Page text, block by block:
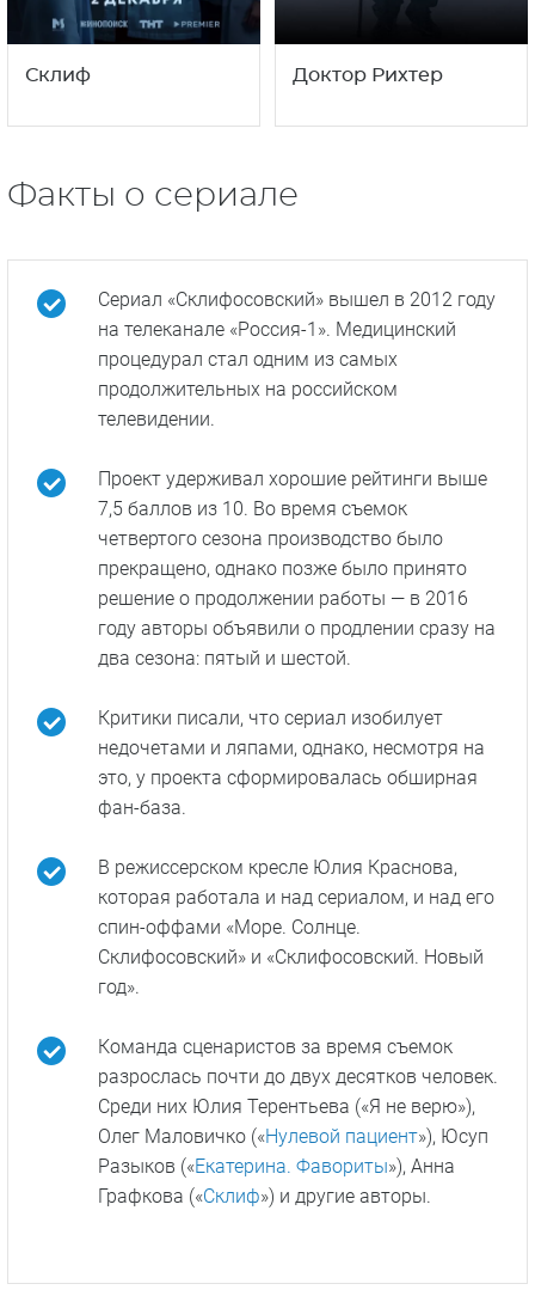
1 3
Факты о сериале
на телеканале «Россия-1». Медицинский
процедурал стал одним из самых
продолжительных на российском
телевидении.
Проект удерживал хорошие рейтинги выше
7,5 баллов из 10. Во время съемок
четвертого сезона производство было
прекращено, однако позже было принято
решение о продолжении работы — в 2016
два сезона: пятый и шестой.
Критики писали, что сериал изобилует
недочетами и ляпами, однако, несмотря на
это, у проекта сформировалась обширная
фан-база.
которая работала и над сериалом, и над его